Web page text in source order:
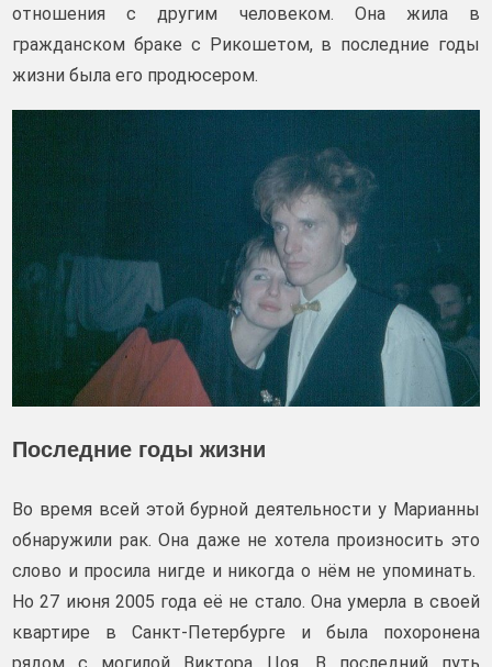
отношения с другим человеком. Она жила в
гражданском браке с Рикошетом, в последние годы
жизни была его продюсером.
Последние годы жизни
Во время всей этой бурной деятельности у Марианны
обнаружили рак. Она даже не хотела произносить это
слово и просила нигде и никогда о нём не упоминать.
Но 27 июня 2005 года её не стало. Она умерла в своей
квартире в Санкт-Петербурге и была похоронена